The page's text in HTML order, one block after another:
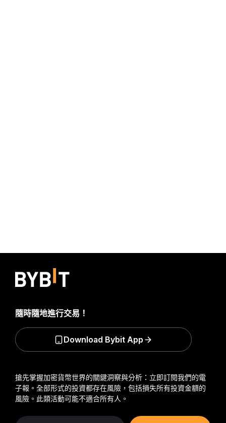
搶先掌握加密貨幣世界的關鍵洞察與分析：立即訂閱我們的電
子報。 全部形式的投資都存在風險，包括損失所有投資金額的
風險。此類活動可能不適合所有人。
隨時隨地進行交易！
Download Bybit App